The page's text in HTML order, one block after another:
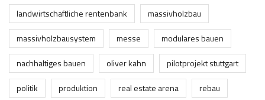
landwirtschaftliche rentenbank
massivholzbau
massivholzbausystem
messe
modulares bauen
nachhaltiges bauen
oliver kahn
pilotprojekt stuttgart
politik
produktion real estate arena
rebau